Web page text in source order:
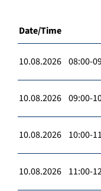
Date/Time
10.08.2026 08:00-
10.08.2026 09:00-
10.08.2026 10:00-
10.08.2026 11:00-